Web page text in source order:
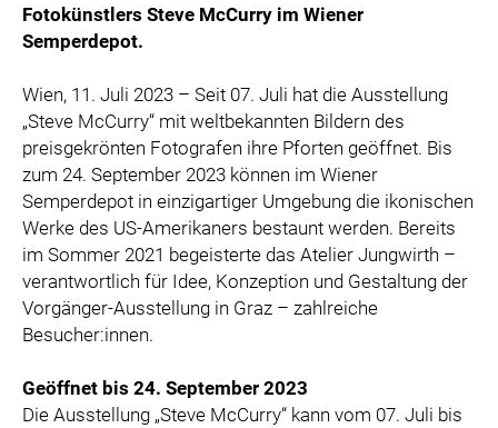
Fotokünstlers Steve McCurry im Wiener
Semperdepot.
Wien, 11. Juli 2023 – Seit 07. Juli hat die Ausstellung
„Steve McCurry“ mit weltbekannten Bildern des
preisgekrönten Fotografen ihre Pforten geöffnet. Bis
zum 24. September 2023 können im Wiener
Semperdepot in einzigartiger Umgebung die ikonischen
Werke des US-Amerikaners bestaunt werden. Bereits
im Sommer 2021 begeisterte das Atelier Jungwirth –
verantwortlich für Idee, Konzeption und Gestaltung der
Vorgänger-Ausstellung in Graz – zahlreiche
Besucher:innen.
Geöffnet bis 24. September 2023
Die Ausstellung „Steve McCurry“ kann vom 07. Juli bis